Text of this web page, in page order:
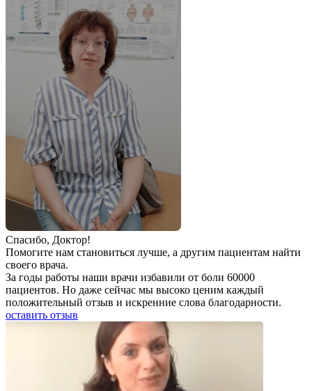
Спаcибо, Доктор!
Помогите нам становиться лучше, а другим пациентам найти
своего врача.
За годы работы наши врачи избавили от боли 60000
пациентов. Но даже сейчас мы высоко ценим каждый
положительный отзыв и искренние слова благодарности.
оставить отзыв